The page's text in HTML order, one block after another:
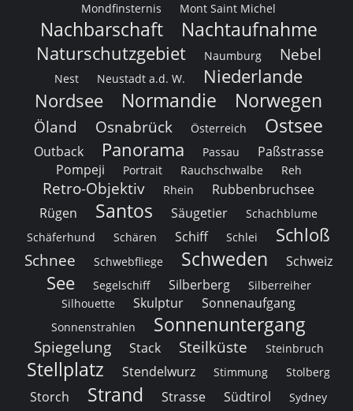
Mondfinsternis Mont Saint Michel
Nachbarschaft Nachtaufnahme
Naturschutzgebiet Naumburg Nebel
Nest Neustadt a.d. W.
Niederlande
Nordsee
Normandie Norwegen
Öland Osnabrück Österreich Ostsee
Outback Panorama Passau
Paßstrasse
Pompeji
Portrait Rauchschwalbe Reh
Retro-Objektiv Rhein
Rubbenbruchsee
Rügen
Santos Säugetier
Schachblume
Schäferhund
Schären Schiff Schlei Schloß
Schnee Schwebfliege Schweden Schweiz
See Segelschiff Silberberg
Silberreiher
Silhouette
Skulptur Sonnenaufgang
Sonnenstrahlen Sonnenuntergang
Spiegelung Stack Steilküste Steinbruch
Stellplatz Stendelwurz Stimmung Stolberg
Storch Strand Strasse Südtirol Sydney